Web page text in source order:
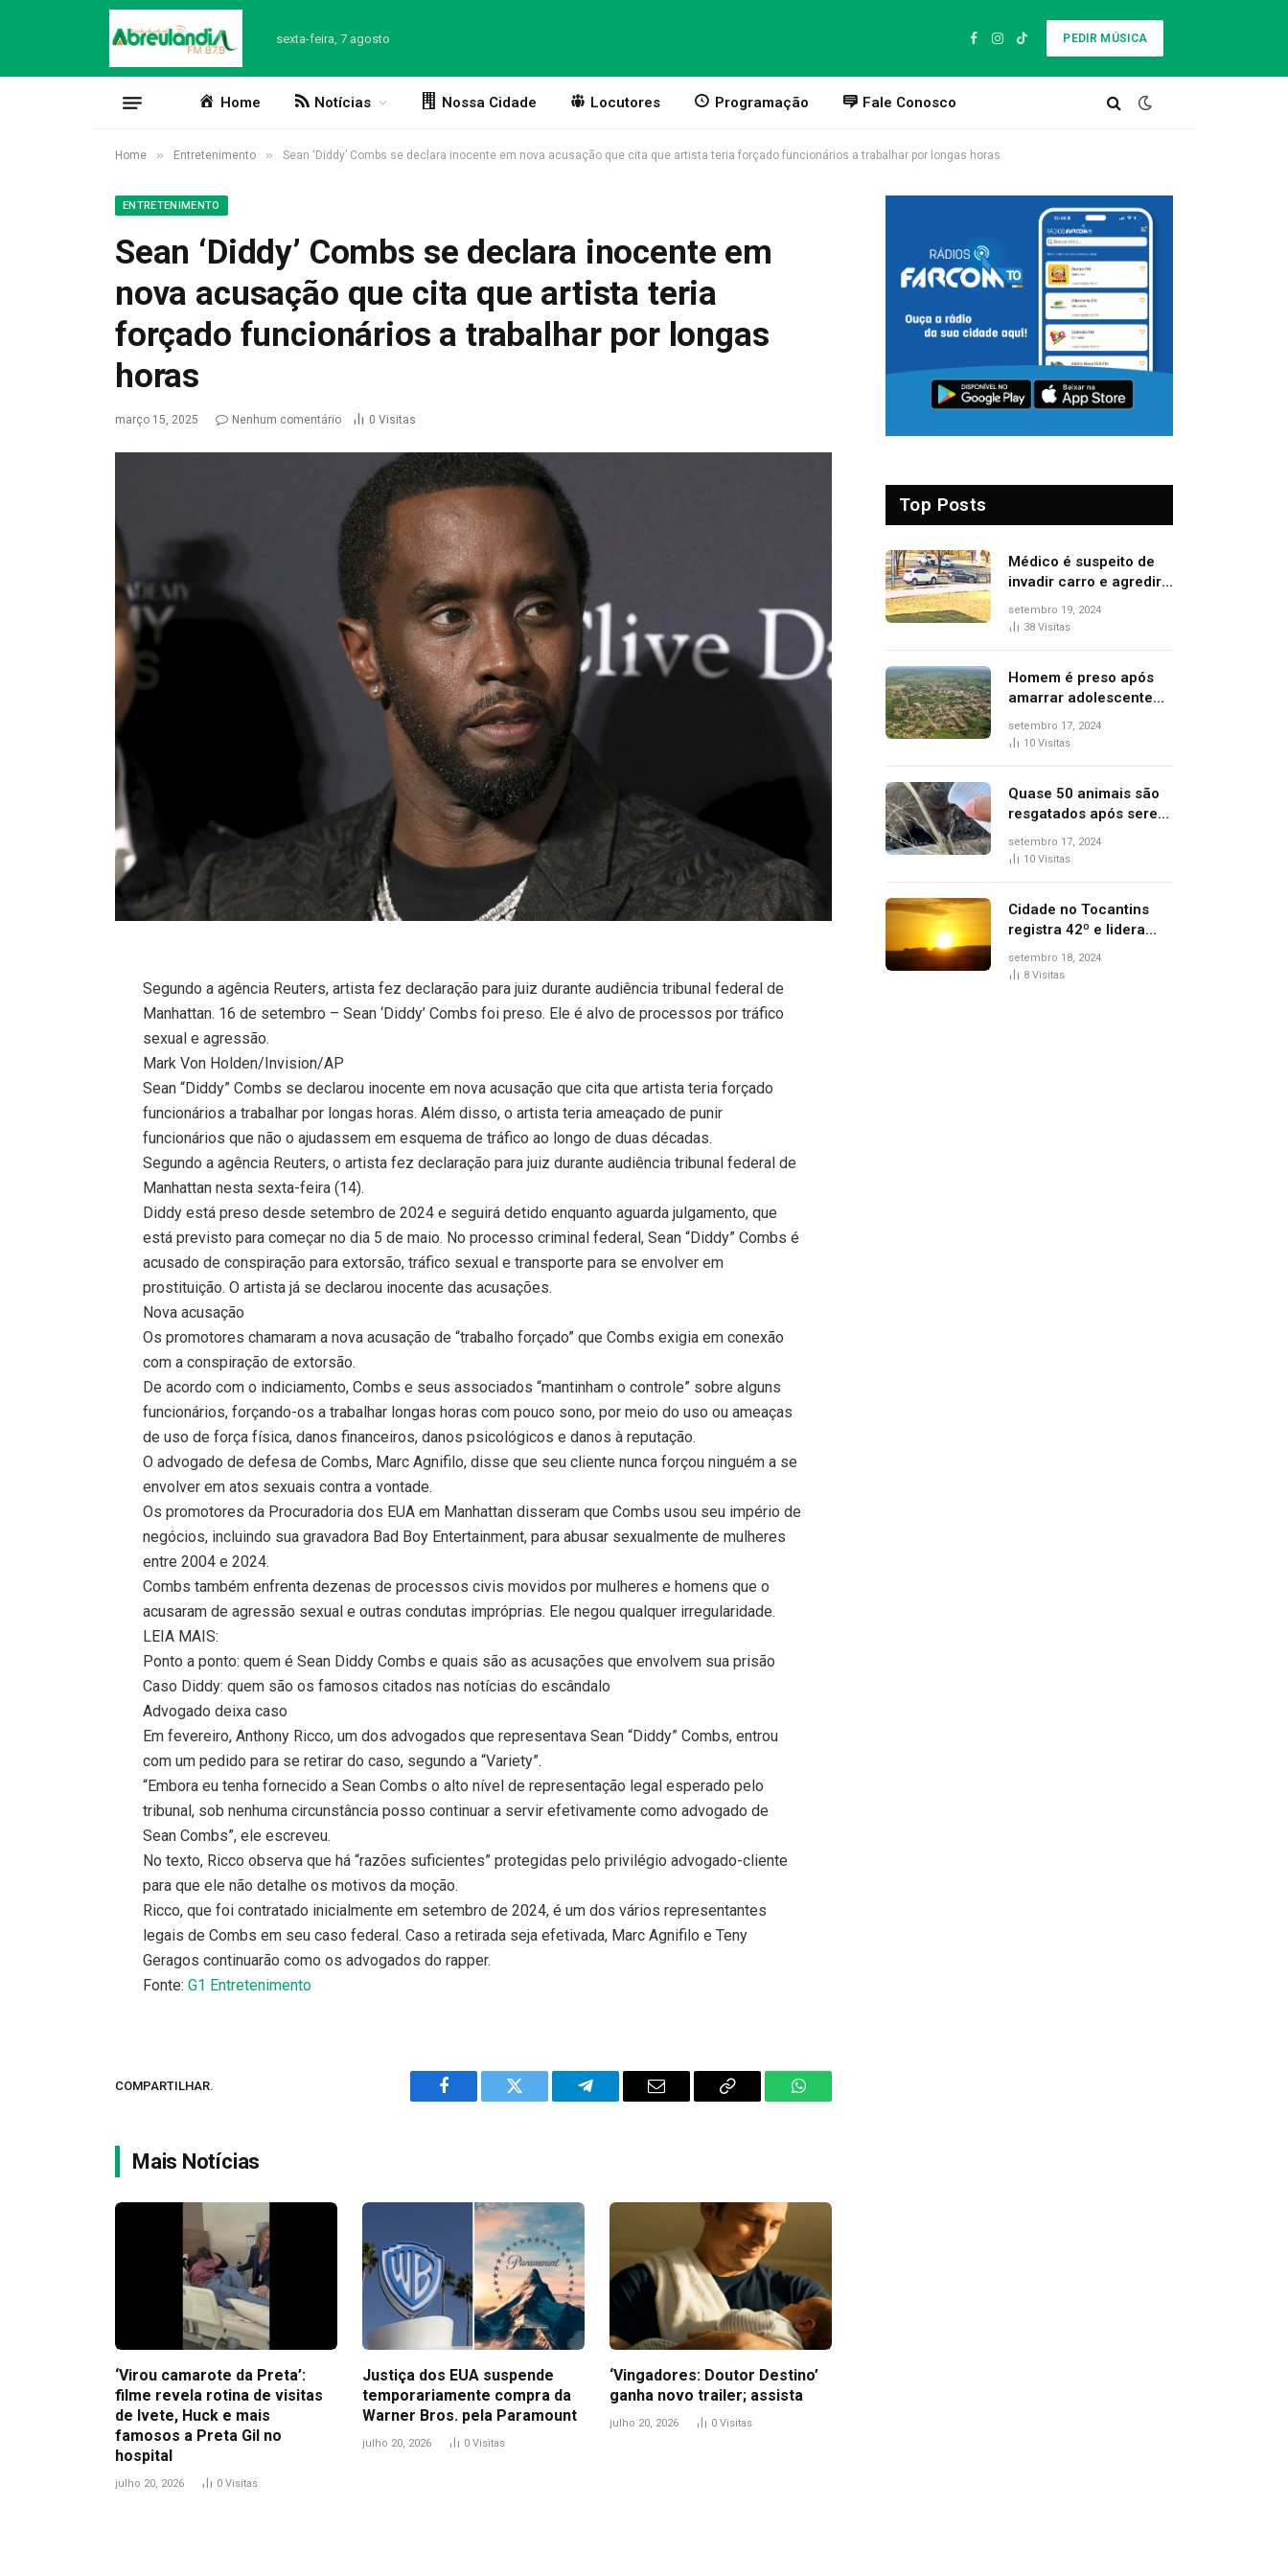
sexta-feira, 7 agosto
Facebook
Instagram
TikTok
PEDIR MÚSICA
Home Notícias Nossa Cidade Locutores Programação Fale Conosco
Home » Entretenimento » Sean ‘Diddy’ Combs se declara inocente em nova acusação que cita que artista teria forçado funcionários a trabalhar por longas horas
ENTRETENIMENTO
Sean ‘Diddy’ Combs se declara inocente em
nova acusação que cita que artista teria
forçado funcionários a trabalhar por longas
horas
março 15, 2025 Nenhum comentário 0 Visitas
Segundo a agência Reuters, artista fez declaração para juiz durante audiência tribunal federal de
Manhattan. 16 de setembro – Sean ‘Diddy’ Combs foi preso. Ele é alvo de processos por tráfico
sexual e agressão.
Mark Von Holden/Invision/AP
Sean “Diddy” Combs se declarou inocente em nova acusação que cita que artista teria forçado
funcionários a trabalhar por longas horas. Além disso, o artista teria ameaçado de punir
funcionários que não o ajudassem em esquema de tráfico ao longo de duas décadas.
Segundo a agência Reuters, o artista fez declaração para juiz durante audiência tribunal federal de
Manhattan nesta sexta-feira (14).
Diddy está preso desde setembro de 2024 e seguirá detido enquanto aguarda julgamento, que
está previsto para começar no dia 5 de maio. No processo criminal federal, Sean “Diddy” Combs é
acusado de conspiração para extorsão, tráfico sexual e transporte para se envolver em
prostituição. O artista já se declarou inocente das acusações.
Nova acusação
Os promotores chamaram a nova acusação de “trabalho forçado” que Combs exigia em conexão
com a conspiração de extorsão.
De acordo com o indiciamento, Combs e seus associados “mantinham o controle” sobre alguns
funcionários, forçando-os a trabalhar longas horas com pouco sono, por meio do uso ou ameaças
de uso de força física, danos financeiros, danos psicológicos e danos à reputação.
O advogado de defesa de Combs, Marc Agnifilo, disse que seu cliente nunca forçou ninguém a se
envolver em atos sexuais contra a vontade.
Os promotores da Procuradoria dos EUA em Manhattan disseram que Combs usou seu império de
negócios, incluindo sua gravadora Bad Boy Entertainment, para abusar sexualmente de mulheres
entre 2004 e 2024.
Combs também enfrenta dezenas de processos civis movidos por mulheres e homens que o
acusaram de agressão sexual e outras condutas impróprias. Ele negou qualquer irregularidade.
LEIA MAIS:
Ponto a ponto: quem é Sean Diddy Combs e quais são as acusações que envolvem sua prisão
Caso Diddy: quem são os famosos citados nas notícias do escândalo
Advogado deixa caso
Em fevereiro, Anthony Ricco, um dos advogados que representava Sean “Diddy” Combs, entrou
com um pedido para se retirar do caso, segundo a “Variety”.
“Embora eu tenha fornecido a Sean Combs o alto nível de representação legal esperado pelo
tribunal, sob nenhuma circunstância posso continuar a servir efetivamente como advogado de
Sean Combs”, ele escreveu.
No texto, Ricco observa que há “razões suficientes” protegidas pelo privilégio advogado-cliente
para que ele não detalhe os motivos da moção.
Ricco, que foi contratado inicialmente em setembro de 2024, é um dos vários representantes
legais de Combs em seu caso federal. Caso a retirada seja efetivada, Marc Agnifilo e Teny
Geragos continuarão como os advogados do rapper.
Fonte:G1 Entretenimento
COMPARTILHAR.
Facebook Twitter Telegram Email
Copy
WhatsApp
Mais Notícias
‘Virou camarote da Preta’:
filme revela rotina de visitas
de Ivete, Huck e mais
famosos a Preta Gil no
hospital
julho 20, 2026 0 Visitas
Justiça dos EUA suspende
temporariamente compra da
Warner Bros. pela Paramount
julho 20, 2026 0 Visitas
‘Vingadores: Doutor Destino’
ganha novo trailer; assista
julho 20, 2026 0 Visitas
Top Posts
Médico é suspeito de
invadir carro e agredir
delegado aposentado
durante confusão no
setembro 19, 2024
38 Visitas
Homem é preso após
amarrar adolescente
suspeito de furto em
estaca de cerca e
setembro 17, 2024
10 Visitas
Quase 50 animais são
resgatados após serem
vítimas de incêndios
florestais no Tocantins
setembro 17, 2024
10 Visitas
Cidade no Tocantins
registra 42º e lidera
lista de cidades mais
quentes do país, diz
setembro 18, 2024
8 Visitas